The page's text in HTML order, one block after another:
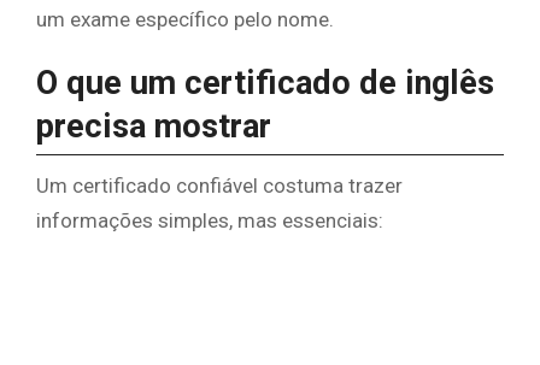
um exame específico pelo nome.
O que um certificado de inglês
precisa mostrar
Um certificado confiável costuma trazer
informações simples, mas essenciais: